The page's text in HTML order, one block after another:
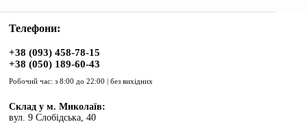
Телефони:
+38 (093) 458-78-15
+38 (050) 189-60-43
Робочий час: з 8:00 до 22:00 | без вихідних
Склад у м. Миколаїв:
вул. 9 Слобідська, 40